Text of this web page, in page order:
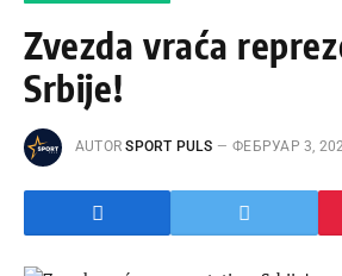
Zvezda vraća
Srbije!
AUTOR SPORT PULS ФЕБРУАР 3,